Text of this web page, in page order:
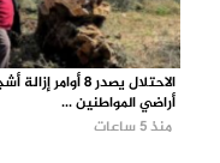
الاحتلال يصدر 8 أوامر
أراضي المواطنين ...
منذ 5 ساعات